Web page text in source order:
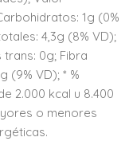
1g (0%
4,3g (8% VD);
trans: 0g; Fibra
(9% VD); * %
2.000 kcal u 8.400
o menores